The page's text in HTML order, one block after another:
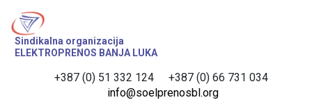
Sindikalna organizacija
ELEKTROPRENOS BANJA LUKA
info@soelprenosbl.org
+387 (0) 51 332 124 +387 (0) 66 731 034